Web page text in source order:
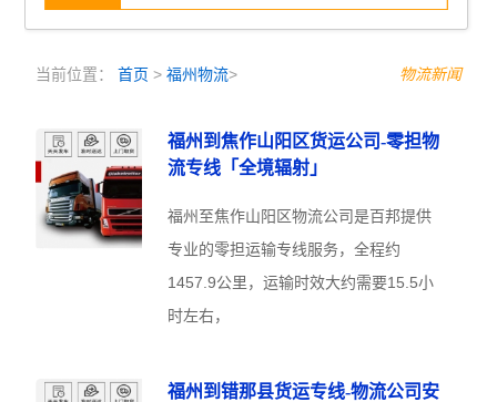
当前位置：首页 >福州物流> 物流新闻
福州到焦作山阳区货运公司-零担物
流专线「全境辐射」
福州至焦作山阳区物流公司是百邦提供
专业的零担运输专线服务，全程约
1457.9公里，运输时效大约需要15.5小
时左右，
福州到错那县货运专线-物流公司安